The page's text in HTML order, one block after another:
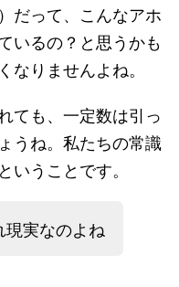
だって、こんなアホ
いるの？と思うかも
なりませんよね。
ても、一定数は引っ
うね。私たちの常識
いうことです。
実なのよね